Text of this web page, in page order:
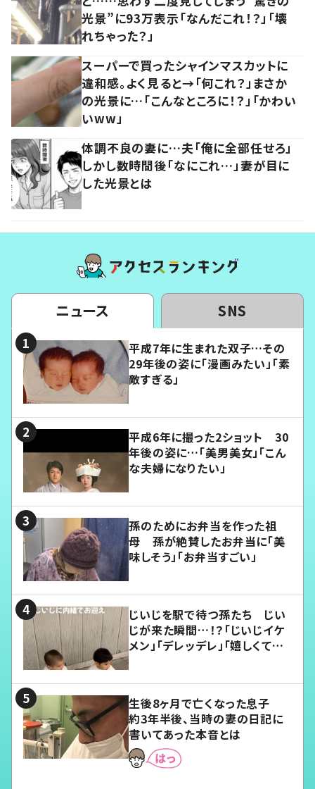
光景”に93万表示「なんだこれ！？」「壊
れちゃった？」
スーパーで買ったシャインマスカットに
違和感。よく見ると→「何これ？」まさか
の光景に…「こんなところに！？」「かわい
いww」
体調不良の妻に…夫「俺に全部任せろ」
しかし数時間後「なにこれ…」妻が目に
した光景とは
ニュース SNS
平成7年に生まれた双子…その
29年後の姿に「漫画みたい」「素
敵すぎる」
平成6年に撮った2ショット 30
年後の姿に…「美男美女」「こん
な夫婦になりたい」
孫のためにお弁当を作った祖
母 孫が絶賛したお弁当に「美
味しそう」「お弁当すごい」
じいじを駅で待つ孫たち じい
じが来た瞬間…！？「じいじイケ
メン」「デレッデレ」「嬉しくて可
生後8ヶ月で亡くなった息子
約3年半後、当時の妻の日記に
書いてあった本音とは